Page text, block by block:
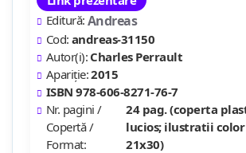
Editură: Andreas
Cod: andreas-31150
Autor(i): Charles Perrault
Apariție:2015
ISBN 978-606-8271-76-7
Nr. pagini /
Copertă /
Format:
24 pag. (coperta
lucios; ilustratii
21x30)